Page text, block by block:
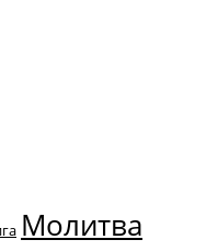
Молитва